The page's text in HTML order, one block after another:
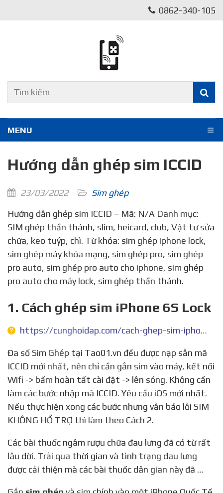
0862-340-105
MENU
Hướng dẫn ghép sim ICCID
23/03/2022
Sim ghép
Hướng dẫn ghép sim ICCID – Mã: N/A Danh mục:
SIM ghép thần thánh, slim, heicard, club, Vật tư sửa
chữa, keo tuýp, chì. Từ khóa: sim ghép iphone lock,
sim ghép máy khóa mạng, sim ghép pro, sim ghép
pro auto, sim ghép pro auto cho iphone, sim ghép
pro auto cho máy lock, sim ghép thần thánh.
1. Cách ghép sim iPhone 6S Lock
https://cunghoidap.com/cach-ghep-sim-iphone-6s-lock
Đa số Sim Ghép tại Tao01.vn đều được nạp sẵn mã
ICCID mới nhất, nên chỉ cần gắn sim vào máy, kết nối
Wifi -> bấm hoàn tất cài đặt -> lên sóng. Không cần
làm các bước nhập mã ICCID. Yêu cầu iOS mới nhất.
Nếu thực hiện xong các bước nhưng vẫn báo lỗi SIM
KHÔNG HỔ TRỢ thì làm theo Cách 2.
Các bài thuốc ngâm rượu chữa đau lưng đã có từ rất
lâu đời. Trải qua thời gian và tình trạng đau lưng
được cải thiện mà các bài thuốc dân gian này đã …